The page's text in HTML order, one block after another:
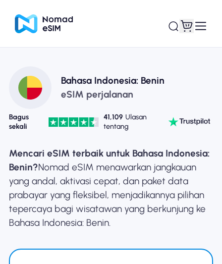
Masuk daftar eSIM saya
Tentang eSIM
Mengapa Nomad eSIM
Bahasa Indonesia: Benin
eSIM perjalanan
Bagus
sekali
41,109 Ulasan
tentang
Mencari eSIM terbaik untuk Bahasa Indonesia:
Benin?Nomad eSIM menawarkan jangkauan
yang andal, aktivasi cepat, dan paket data
prabayar yang fleksibel, menjadikannya pilihan
tepercaya bagi wisatawan yang berkunjung ke
Bahasa Indonesia: Benin.